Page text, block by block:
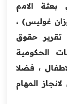
الامم
‏غوليس) ،
تقرير حقوق
الحكومية
، فضلا
المهام